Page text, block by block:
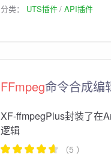
分类： UTS插件 API插件
FFmpeg命令合成编
XF-ffmpegPlus封装了在
逻辑
（5 ）